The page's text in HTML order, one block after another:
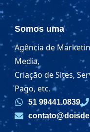
Somos uma
Agência de
Media,
Criação de Sites,
Pago, etc.
51 99441.0839